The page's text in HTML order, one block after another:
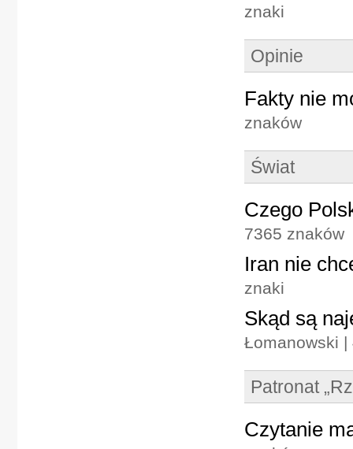
znaki
Opinie
Fakty nie
znaków
Świat
Czego
7365 znaków
Iran nie
znaki
Skąd są
Łomanowski
Patronat
Czytanie